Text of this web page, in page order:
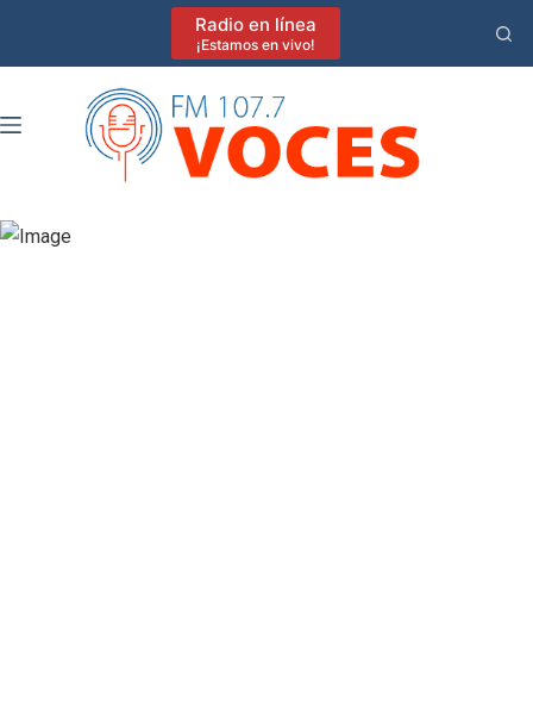
Radio en línea
¡Estamos en vivo!